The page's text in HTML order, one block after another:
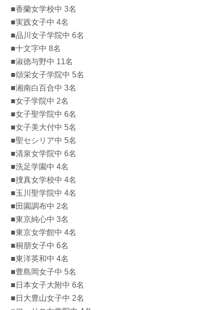
■香蘭女学校中 3名
■実践女子中 4名
■品川女子学院中 6名
■十文字中 8名
■淑徳与野中 11名
■頌栄女子学院中 5名
■湘南白百合中 3名
■女子学院中 2名
■女子聖学院中 6名
■女子美大付中 5名
■聖セシリア中 5名
■清泉女学院中 6名
■洗足学園中 4名
■捜真女学校中 4名
■玉川聖学院中 4名
■田園調布中 2名
■東京純心中 3名
■東京女学館中 4名
■桐朋女子中 6名
■東洋英和中 4名
■豊島岡女子中 5名
■日本女子大附中 6名
■日大豊山女子中 2名